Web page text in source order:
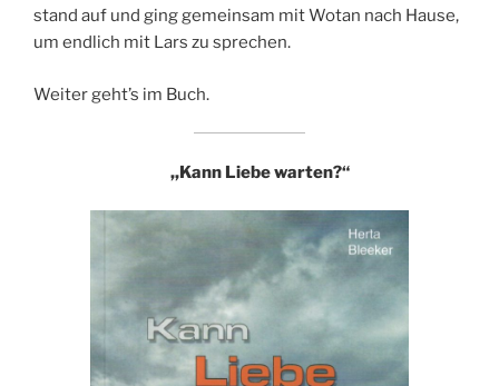
stand auf und ging gemeinsam mit Wotan nach Hause,
um endlich mit Lars zu sprechen.
Weiter geht’s im Buch.
,,Kann Liebe warten?“